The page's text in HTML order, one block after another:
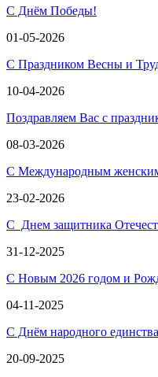
С Днём Победы!
01-05-2026
С Праздником Весны и
10-04-2026
Поздравляем Вас с
08-03-2026
С Международным
23-02-2026
С Днем защитника
31-12-2025
С Новым 2026 годом и
04-11-2025
С Днём народного
20-09-2025